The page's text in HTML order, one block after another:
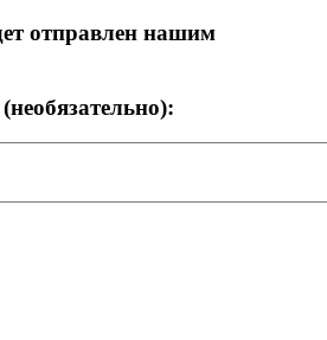
отправлен нашим